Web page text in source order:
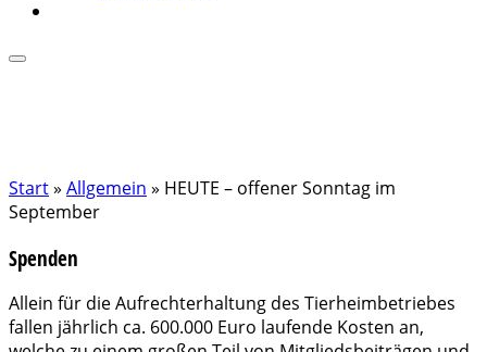
Start» Allgemein » HEUTE – offener Sonntag im
September
Spenden
Allein für die Aufrechterhaltung des Tierheimbetriebes
fallen jährlich ca. 600.000 Euro laufende Kosten an,